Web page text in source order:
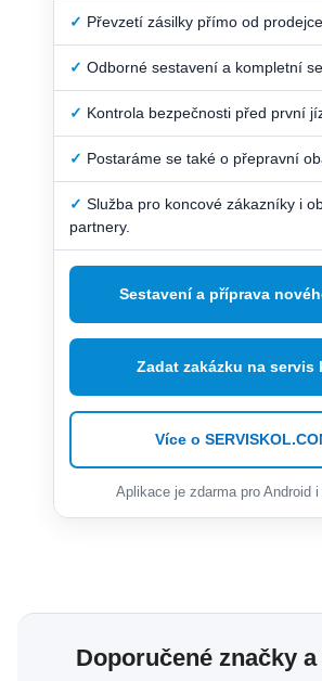
✓ Převzetí zásilky přímo od
✓ Odborné sestavení a kompletní
✓ Kontrola bezpečnosti před první
✓ Postaráme se také o přepravní
✓ Služba pro koncové zákazníky i
partnery.
Sestavení a příprava
Zadat zakázku na servis
Více o
Aplikace je zdarma pro Android i
Doporučené značky